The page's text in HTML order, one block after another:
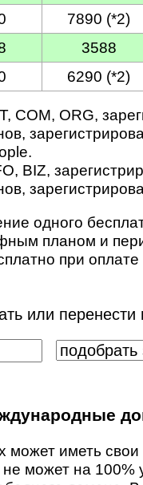
7890 (*2)
3588
6290 (*2)
COM, ORG,
BIZ,
одного
планом и
при
или
может иметь
может на